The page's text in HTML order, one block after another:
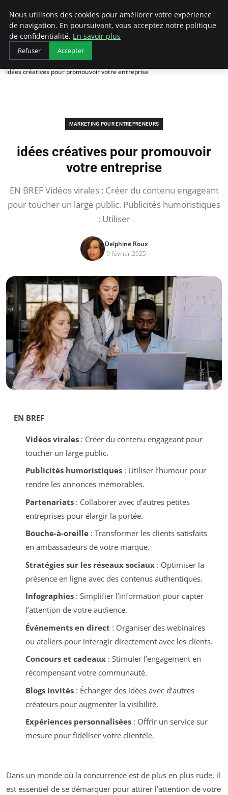
LECFCM
Accueil
Marketing pour entrepreneurs
idées créatives pour promouvoir votre entreprise
MARKETING POUR ENTREPRENEURS
idées créatives pour promouvoir
votre entreprise
EN BREF Vidéos virales : Créer du contenu engageant
pour toucher un large public. Publicités humoristiques
: Utiliser
Delphine Roux
9 février 2025
EN BREF
Vidéos virales: Créer du contenu engageant pour
toucher un large public.
Publicités humoristiques: Utiliser l’humour pour
rendre les annonces mémorables.
Partenariats: Collaborer avec d’autres petites
entreprises pour élargir la portée.
Bouche-à-oreille: Transformer les clients satisfaits
en ambassadeurs de votre marque.
Stratégies sur les réseaux sociaux: Optimiser la
présence en ligne avec des contenus authentiques.
Infographies: Simplifier l’information pour capter
l’attention de votre audience.
Événements en direct : Organiser des webinaires
ou ateliers pour interagir directement avec les clients.
Concours et cadeaux: Stimuler l’engagement en
récompensant votre communauté.
Blogs invités: Échanger des idées avec d’autres
créateurs pour augmenter la visibilité.
Expériences personnalisées: Offrir un service sur
mesure pour fidéliser votre clientèle.
Dans un monde où la concurrence est de plus en plus rude, il
est essentiel de se démarquer pour attirer l’attention de votre
Nous utilisons des cookies pour améliorer votre expérience
de navigation. En poursuivant, vous acceptez notre politique
de confidentialité. En savoir plus
Refuser Accepter